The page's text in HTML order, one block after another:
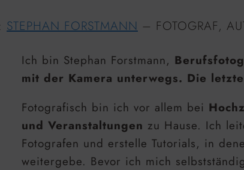
STEPHAN FORSTMANN – FOTOGRAF,
Ich bin Stephan Forstmann,
mit der Kamera unterwegs. Die
Fotografisch bin ich vor allem bei
und Veranstaltungen zu Hause. Ich
Fotografen und erstelle Tutorials, in
weitergebe. Bevor ich mich